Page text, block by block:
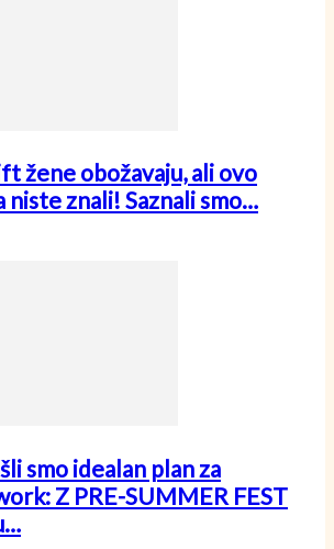
žene obožavaju, ali ovo
niste znali! Saznali smo…
smo idealan plan za
Z PRE-SUMMER FEST